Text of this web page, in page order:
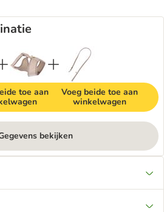
toe aan
Voeg beide toe aan
winkelwagen
bekijken